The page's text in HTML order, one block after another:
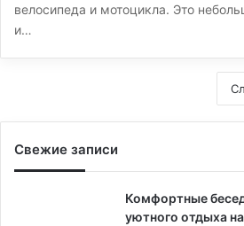
велосипеда и мотоцикла. Это
и…
Свежие записи
Комфортные
уютного отдыха